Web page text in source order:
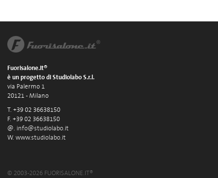
Fuorisalone.it®
è un progetto di Studiolabo S.r.l.
via Palermo 1
20121 - Milano
T. +39 02 36638150
F. +39 02 36638150
@. info@studiolabo.it
W. www.studiolabo.it
© 2003-2026 FUORISALONE.IT®